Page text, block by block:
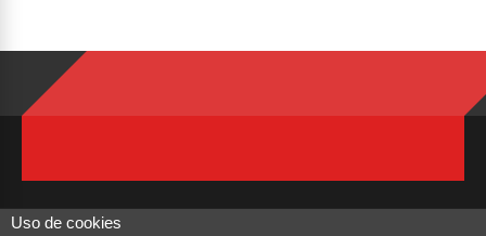
Uso de cookies